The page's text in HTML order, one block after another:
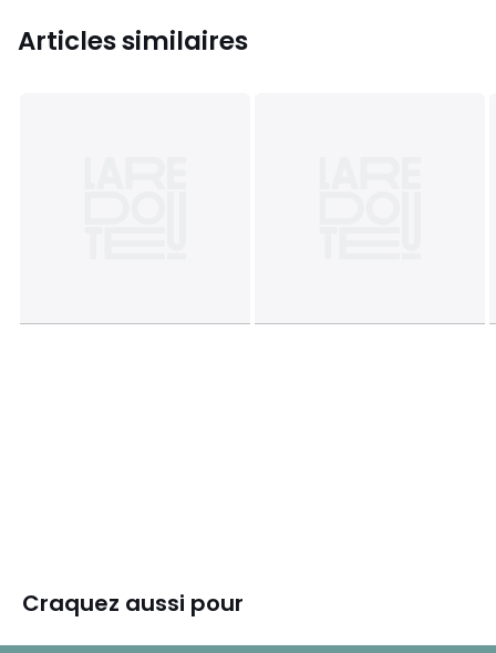
Articles similaires
Craquez aussi pour